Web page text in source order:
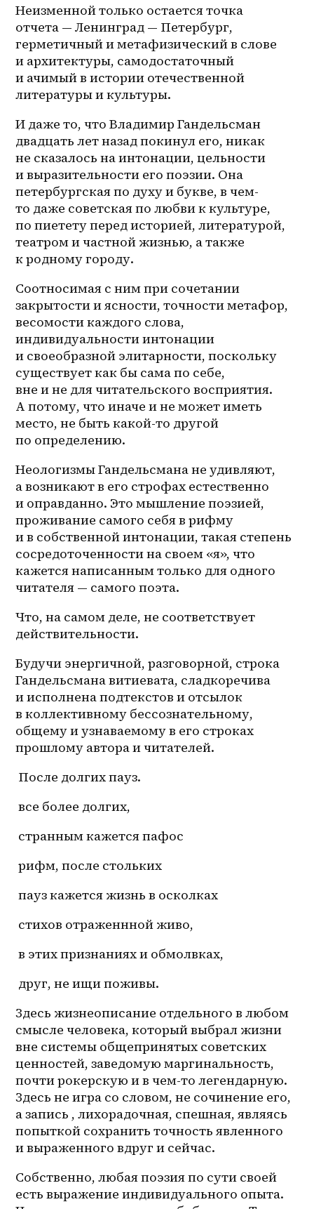
Неизменной только остается точка
отчета — Ленинград — Петербург,
герметичный и метафизический в слове
и архитектуры, самодостаточный
и ачимый в истории отечественной
литературы и культуры.
И даже то, что Владимир Гандельсман
двадцать лет назад покинул его, никак
не сказалось на интонации, цельности
и выразительности его поэзии. Она
петербургская по духу и букве, в чем-
то даже советская по любви к культуре,
по пиетету перед историей, литературой,
театром и частной жизнью, а также
к родному городу.
Соотносимая с ним при сочетании
закрытости и ясности, точности метафор,
весомости каждого слова,
индивидуальности интонации
и своеобразной элитарности, поскольку
существует как бы сама по себе,
вне и не для читательского восприятия.
А потому, что иначе и не может иметь
место, не быть какой-то другой
по определению.
Неологизмы Гандельсмана не удивляют,
а возникают в его строфах естественно
и оправданно. Это мышление поэзией,
проживание самого себя в рифму
и в собственной интонации, такая степень
сосредоточенности на своем «я», что
кажется написанным только для одного
читателя — самого поэта.
Что, на самом деле, не соответствует
действительности.
Будучи энергичной, разговорной, строка
Гандельсмана витиевата, сладкоречива
и исполнена подтекстов и отсылок
в коллективному бессознательному,
общему и узнаваемому в его строках
прошлому автора и читателей.
После долгих пауз.
все более долгих,
странным кажется пафос
рифм, после стольких
пауз кажется жизнь в осколках
стихов отраженнной живо,
в этих признаниях и обмолвках,
друг, не ищи поживы.
Здесь жизнеописание отдельного в любом
смысле человека, который выбрал жизни
вне системы общепринятых советских
ценностей, заведомую маргинальность,
почти рокерскую и в чем-то легендарную.
Здесь не игра со словом, не сочинение его,
а запись , лихорадочная, спешная, являясь
попыткой сохранить точность явленного
и выраженного вдруг и сейчас.
Собственно, любая поэзия по сути своей
есть выражение индивидуального опыта.